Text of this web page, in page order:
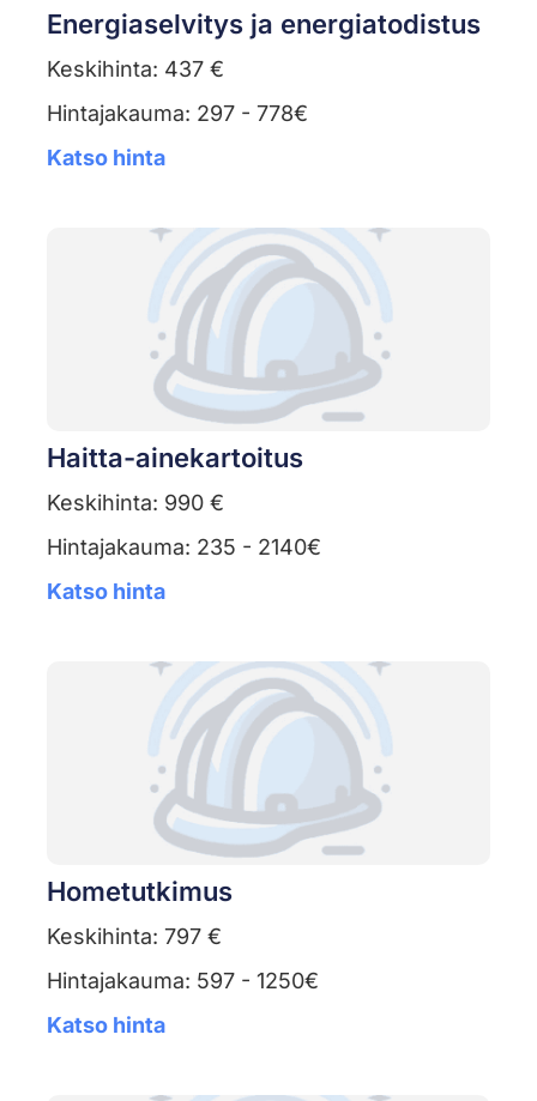
Energiaselvitys ja energiatodistus
Keskihinta: 437 €
Hintajakauma: 297 - 778€
Katso hinta
Haitta-ainekartoitus
Keskihinta: 990 €
Hintajakauma: 235 - 2140€
Katso hinta
Hometutkimus
Keskihinta: 797 €
Hintajakauma: 597 - 1250€
Katso hinta